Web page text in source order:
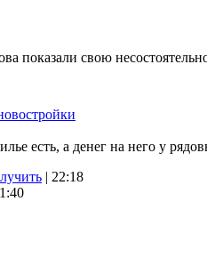
показали свою
есть, а денег на него у
| 22:18